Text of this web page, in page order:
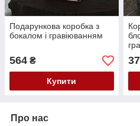
Подарункова коробка з
бокалом і гравіюванням
564 ₴
Купити
Про нас